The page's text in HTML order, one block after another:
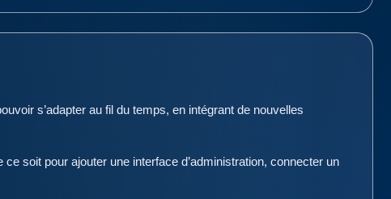
s’adapter au fil du temps, en intégrant de nouvelles
soit pour ajouter une interface d’administration, connecter un